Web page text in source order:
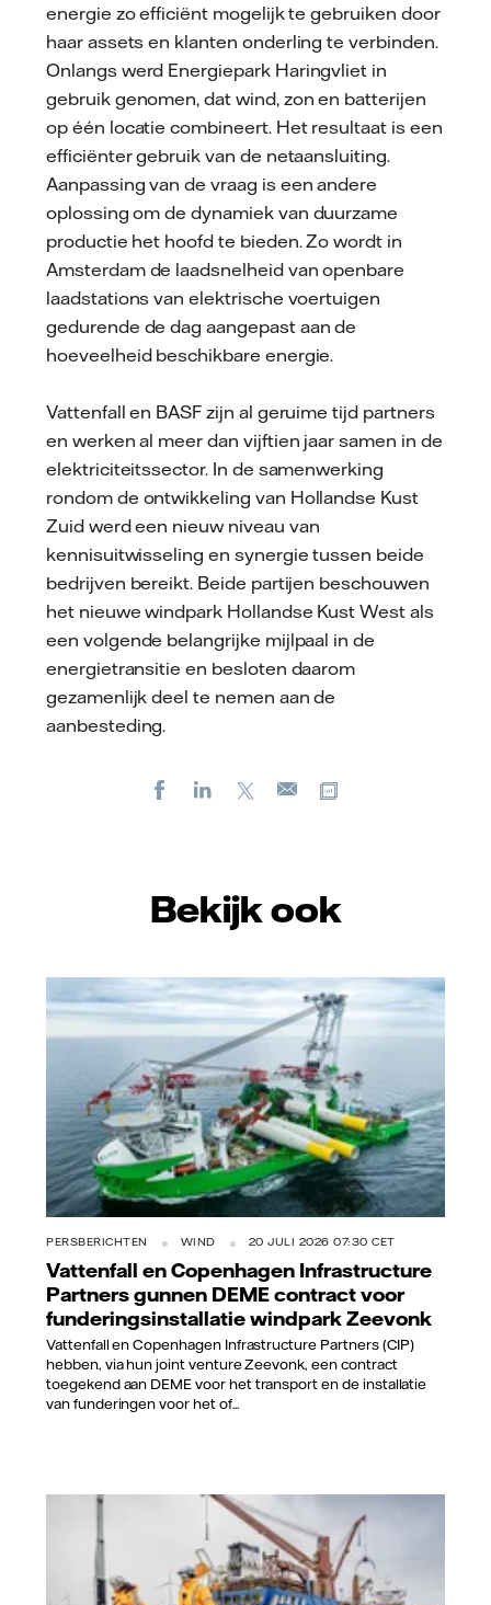
energie zo efficiënt mogelijk te gebruiken door
haar assets en klanten onderling te verbinden.
Onlangs werd Energiepark Haringvliet in
gebruik genomen, dat wind, zon en batterijen
op één locatie combineert. Het resultaat is een
efficiënter gebruik van de netaansluiting.
Aanpassing van de vraag is een andere
oplossing om de dynamiek van duurzame
productie het hoofd te bieden. Zo wordt in
Amsterdam de laadsnelheid van openbare
laadstations van elektrische voertuigen
gedurende de dag aangepast aan de
hoeveelheid beschikbare energie.
Vattenfall en BASF zijn al geruime tijd partners
en werken al meer dan vijftien jaar samen in de
elektriciteitssector. In de samenwerking
rondom de ontwikkeling van Hollandse Kust
Zuid werd een nieuw niveau van
kennisuitwisseling en synergie tussen beide
bedrijven bereikt. Beide partijen beschouwen
het nieuwe windpark Hollandse Kust West als
een volgende belangrijke mijlpaal in de
energietransitie en besloten daarom
gezamenlijk deel te nemen aan de
aanbesteding.
FacebookLinkedIn
E-
Bekijk ook
PERSBERICHTEN WIND 20 JULI 2026 07:30 CET
Vattenfall en Copenhagen Infrastructure
Partners gunnen DEME contract voor
funderingsinstallatie windpark Zeevonk
Vattenfall en Copenhagen Infrastructure Partners (CIP)
hebben, via hun joint venture Zeevonk, een contract
toegekend aan DEME voor het transport en de installatie
van funderingen voor het of...
Vattenfall/Jorrit Lousberg